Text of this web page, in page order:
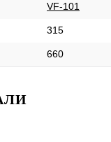
VF-101
315
660